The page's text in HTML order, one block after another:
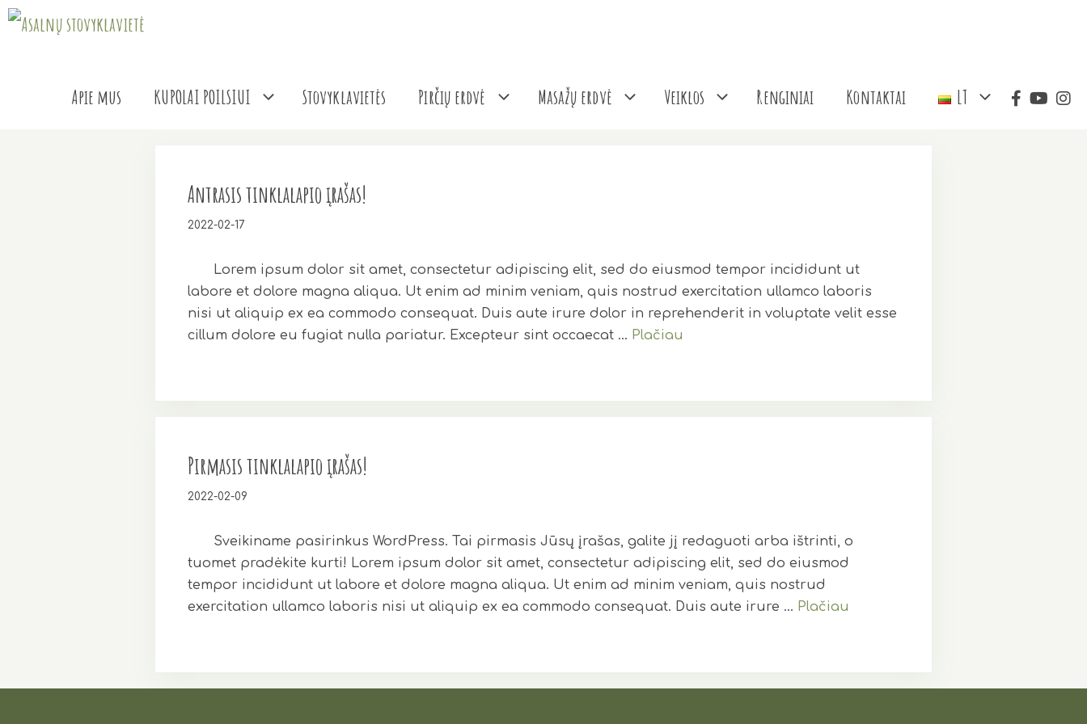
Pereiti
prie
Apie mus KUPOLAI POILSIUI Stovyklavietės Pirčių erdvė Masažų erdvė Veiklos Renginiai Kontaktai LT
Antrasis tinklalapio įrašas!
2022-02-17
Lorem ipsum dolor sit amet, consectetur adipiscing elit, sed do eiusmod tempor incididunt ut
labore et dolore magna aliqua. Ut enim ad minim veniam, quis nostrud exercitation ullamco laboris
nisi ut aliquip ex ea commodo consequat. Duis aute irure dolor in reprehenderit in voluptate velit esse
cillum dolore eu fugiat nulla pariatur. Excepteur sint occaecat … Plačiau
Pirmasis tinklalapio įrašas!
2022-02-09
Sveikiname pasirinkus WordPress. Tai pirmasis Jūsų įrašas, galite jį redaguoti arba ištrinti, o
tuomet pradėkite kurti! Lorem ipsum dolor sit amet, consectetur adipiscing elit, sed do eiusmod
tempor incididunt ut labore et dolore magna aliqua. Ut enim ad minim veniam, quis nostrud
exercitation ullamco laboris nisi ut aliquip ex ea commodo consequat. Duis aute irure … Plačiau